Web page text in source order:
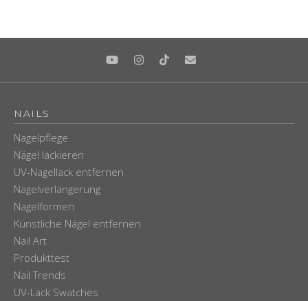
NAILS
Nagelpflege
Nägel lackieren
UV-Nagellack entfernen
Nagelverlängerung
Nagelformen
Künstliche Nägel entfernen
Nail Art
Produkttest
Nail Trends
UV-Lack Swatches